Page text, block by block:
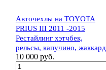
Авточехлы на TOYOTA
PRIUS III 2011 -2015
Рестайлинг хэтчбек,
рельсы, капучино, жаккард
10 000 руб.